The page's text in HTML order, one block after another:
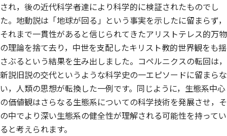
され，後の近代科学者達により科学的に検証されたものでし
た。地動説は「地球が回る」という事実を示したに留まらず，
それまで一貫性があると信じられてきたアリストテレス的万物
の理論を捨て去り，中世を支配したキリスト教的世界観をも揺
さぶるという結果を生み出しました。コペルニクスの転回は，
新説旧説の交代というような科学史の一エピソードに留まらな
い，人類の思想が転換した一例です。同じように，生態系中心
の価値観はさらなる生態系についての科学技術を発展させ，そ
の中でより深い生態系の健全性が理解される可能性を持ってい
ると考えられます。